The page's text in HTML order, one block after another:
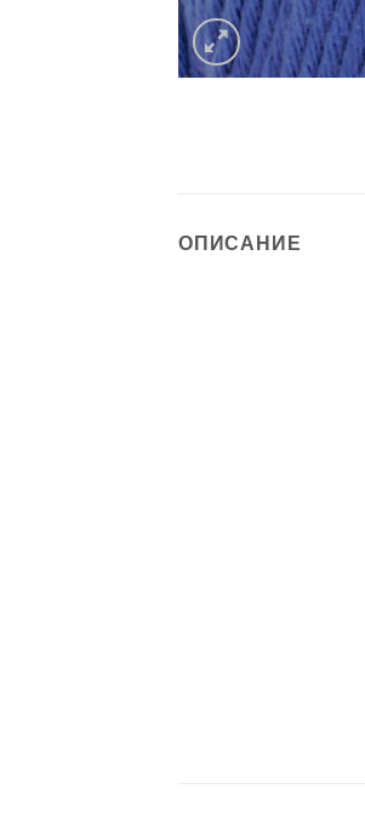
ОПИСАНИЕ